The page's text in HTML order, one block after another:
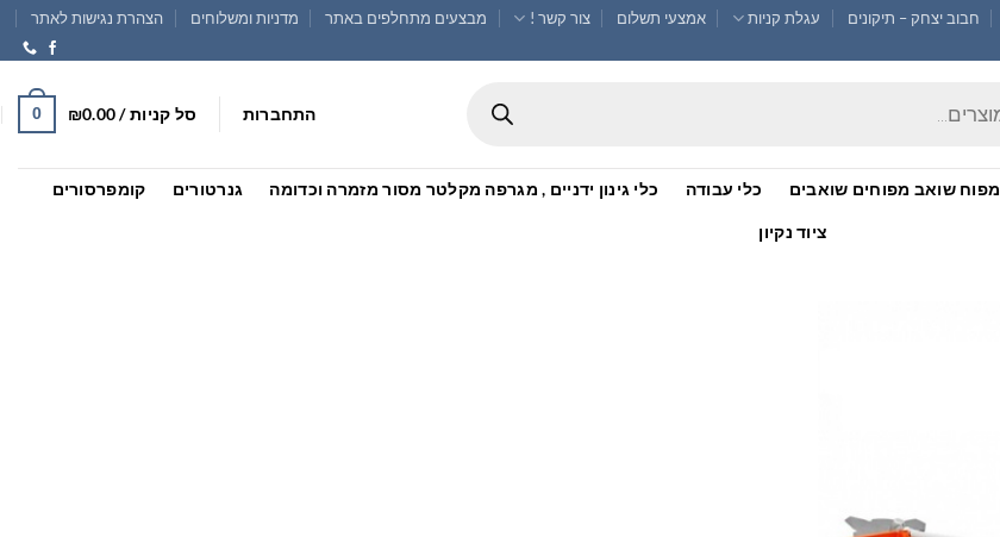
חבוב יצחק – תיקונים עגלת קניות אמצעי תשלום צור קשר ! מבצעים מתחלפים באתר מדניות ומשלוחים הצהרת נגישות לאתר
התחברות סל קניות / ₪0.00
0
מפוח שואב מפוחים שואבים כלי עבודה כלי גינון ידניים , מגרפה מקלטר מסור מזמרה וכדומה גנרטורים קומפרסורים
ציוד נקיון